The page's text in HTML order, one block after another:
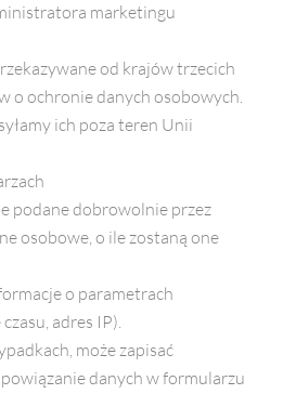
marketingu
od krajów trzecich
o ochronie danych osobowych.
ich poza teren Unii
podane dobrowolnie przez
osobowe, o ile zostaną one
o parametrach
adres IP).
może zapisać
danych w formularzu